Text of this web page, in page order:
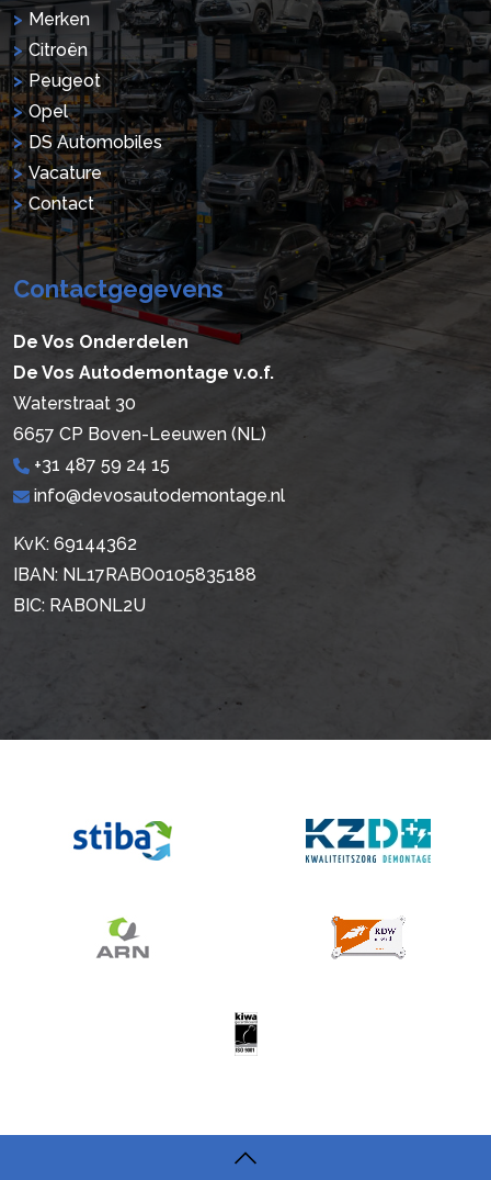
Merken
Citroën
Peugeot
Opel
DS Automobiles
Vacature
Contact
Contactgegevens
De Vos Onderdelen
De Vos Autodemontage v.o.f.
Waterstraat 30
6657 CP Boven-Leeuwen (NL)
+31 487 59 24 15
info@devosautodemontage.nl
KvK: 69144362
IBAN: NL17RABO0105835188
BIC: RABONL2U